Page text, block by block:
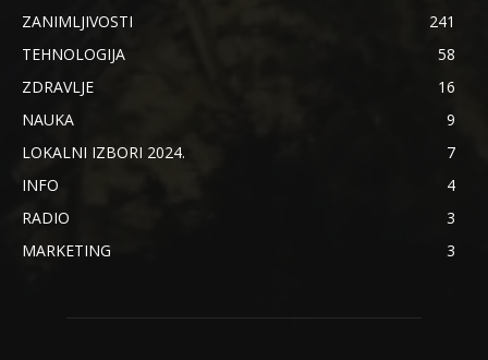
ZANIMLJIVOSTI
241
TEHNOLOGIJA
58
ZDRAVLJE
16
NAUKA
9
LOKALNI IZBORI 2024.
7
INFO
4
RADIO
3
MARKETING
3